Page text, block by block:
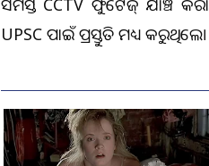
ସମସ୍ତ CCTV ଫୁଟେଜ୍ ଯାଞ୍ଚ
UPSC ପାଇଁ ପ୍ରସ୍ତୁତି ମଧ୍ୟ କରୁଥିଲେ।